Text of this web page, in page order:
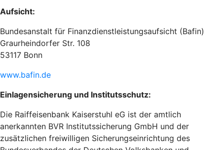
Aufsicht:
Bundesanstalt für Finanzdienstleistungsaufsicht (Bafin)
Graurheindorfer Str. 108
53117 Bonn
www.bafin.de
Einlagensicherung und Institutsschutz:
Die Raiffeisenbank Kaiserstuhl eG ist der amtlich
anerkannten BVR Institutssicherung GmbH und der
zusätzlichen freiwilligen Sicherungseinrichtung des